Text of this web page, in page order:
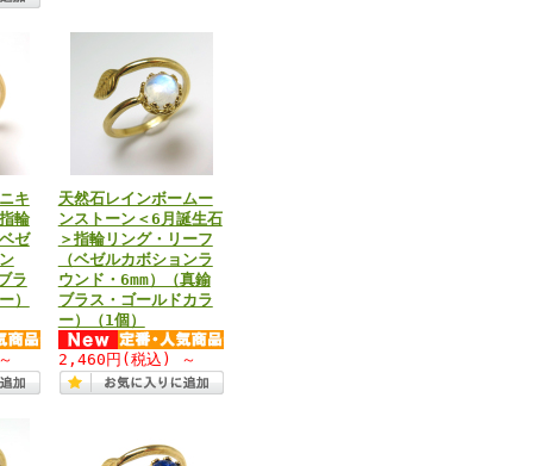
キ
輪
ゼ
ラ
）
～
天然石レインボームー
ンストーン＜6月誕生石
＞指輪リング・リーフ
（ベゼルカボションラ
ウンド・6mm）（真鍮
ブラス・ゴールドカラ
ー）（1個）
2,460円 (税込) ～